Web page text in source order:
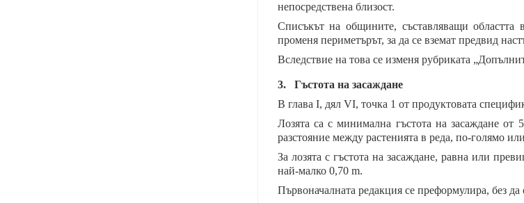
непосредствена близост.
Списъкът на общините, съставляващи областта
променя периметърът, за да се вземат предвид
Вследствие на това се изменя рубриката
3. Гъстота на засаждане
В глава I, дял VI, точка 1 от продуктовата
Лозята са с минимална гъстота на засаждане
разстояние между растенията в реда, по-голямо
За лозята с гъстота на засаждане, равна или
най-малко 0,70 m.
Първоначалната редакция се преформулира, без